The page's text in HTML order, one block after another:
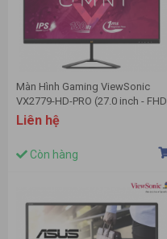
Màn Hình Gaming ViewSonic
VX2779-HD-PRO (27.0 inch - FHD
- IPS - 180Hz - 1ms - HDR10)
Liên hệ
Còn hàng